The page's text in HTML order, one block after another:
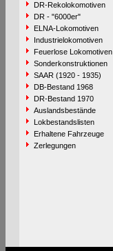
DR-Rekolokomotiven
DR - "6000er"
ELNA-Lokomotiven
Industrielokomotiven
Feuerlose Lokomotiven
Sonderkonstruktionen
SAAR (1920 - 1935)
DB-Bestand 1968
DR-Bestand 1970
Auslandsbestände
Lokbestandslisten
Erhaltene Fahrzeuge
Zerlegungen